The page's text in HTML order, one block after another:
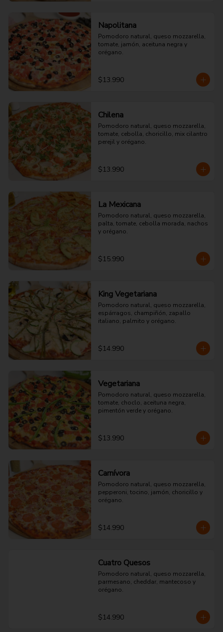
Napolitana
Pomodoro natural, queso mozzarella,
tomate, jamón, aceituna negra y
orégano.
$13.990
Chilena
Pomodoro natural, queso mozzarella,
tomate, cebolla, choricillo, mix cilantro
perejil y orégano.
$13.990
La Mexicana
Pomodoro natural, queso mozzarella,
palta, tomate, cebolla morada, nachos
y orégano.
$15.990
King Vegetariana
Pomodoro natural, queso mozzarella,
espárragos, champiñón, zapallo
italiano, palmito y orégano.
$14.990
Vegetariana
Pomodoro natural, queso mozzarella,
tomate, choclo, aceituna negra,
pimentón verde y orégano.
$13.990
Carnívora
Pomodoro natural, queso mozzarella,
pepperoni, tocino, jamón, choricillo y
orégano.
$14.990
Cuatro Quesos
Pomodoro natural, queso mozzarella,
parmesano, cheddar, mantecoso y
orégano.
$14.990